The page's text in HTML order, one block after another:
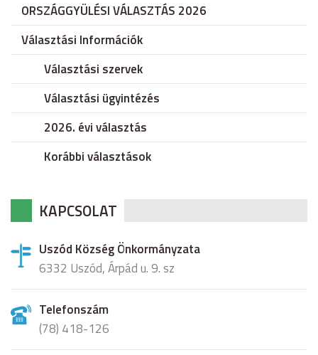
ORSZÁGGYÜLÉSI VÁLASZTÁS 2026
Választási Információk
Választási szervek
Választási ügyintézés
2026. évi választás
Korábbi választások
KAPCSOLAT
Uszód Község Önkormányzata
6332 Uszód, Árpád u. 9. sz
Telefonszám
(78) 418-126